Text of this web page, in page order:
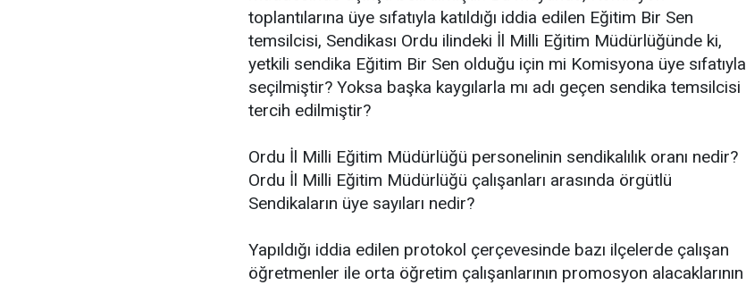
toplantılarına üye sıfatıyla katıldığı iddia edilen Eğitim Bir Sen
temsilcisi, Sendikası Ordu ilindeki İl Milli Eğitim Müdürlüğünde ki,
yetkili sendika Eğitim Bir Sen olduğu için mi Komisyona üye sıfatıyla
seçilmiştir? Yoksa başka kaygılarla mı adı geçen sendika temsilcisi
tercih edilmiştir?
Ordu İl Milli Eğitim Müdürlüğü personelinin sendikalılık oranı nedir?
Ordu İl Milli Eğitim Müdürlüğü çalışanları arasında örgütlü
Sendikaların üye sayıları nedir?
Yapıldığı iddia edilen protokol çerçevesinde bazı ilçelerde çalışan
öğretmenler ile orta öğretim çalışanlarının promosyon alacaklarının